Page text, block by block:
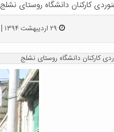
کارکنان دانشگاه روستای نشلج
کارکنان دانشگاه روستای نشلج